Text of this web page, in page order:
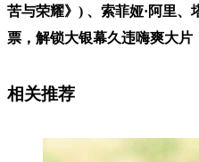
苦与荣耀》) 、索菲娅·阿里
票，解锁大银幕久违嗨爽大片
相关推荐